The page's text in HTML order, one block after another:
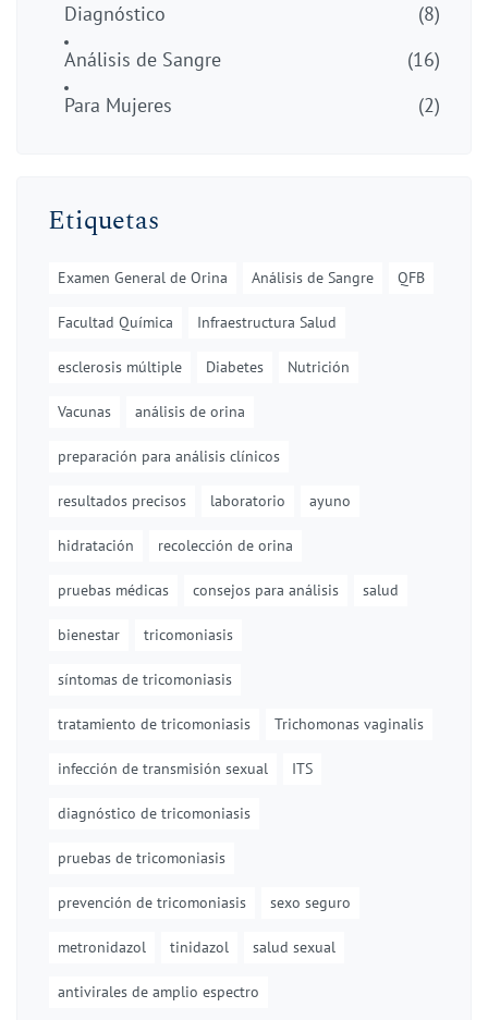
Diagnóstico
(8)
Análisis de Sangre
(16)
Para Mujeres
(2)
Etiquetas
Examen General de Orina Análisis de Sangre QFB
Facultad Química Infraestructura Salud
esclerosis múltiple Diabetes Nutrición
Vacunas análisis de orina
preparación para análisis clínicos
resultados precisos laboratorio ayuno
hidratación recolección de orina
pruebas médicas consejos para análisis salud
bienestar tricomoniasis
síntomas de tricomoniasis
tratamiento de tricomoniasis Trichomonas vaginalis
infección de transmisión sexual ITS
diagnóstico de tricomoniasis
pruebas de tricomoniasis
prevención de tricomoniasis sexo seguro
metronidazol tinidazol salud sexual
antivirales de amplio espectro